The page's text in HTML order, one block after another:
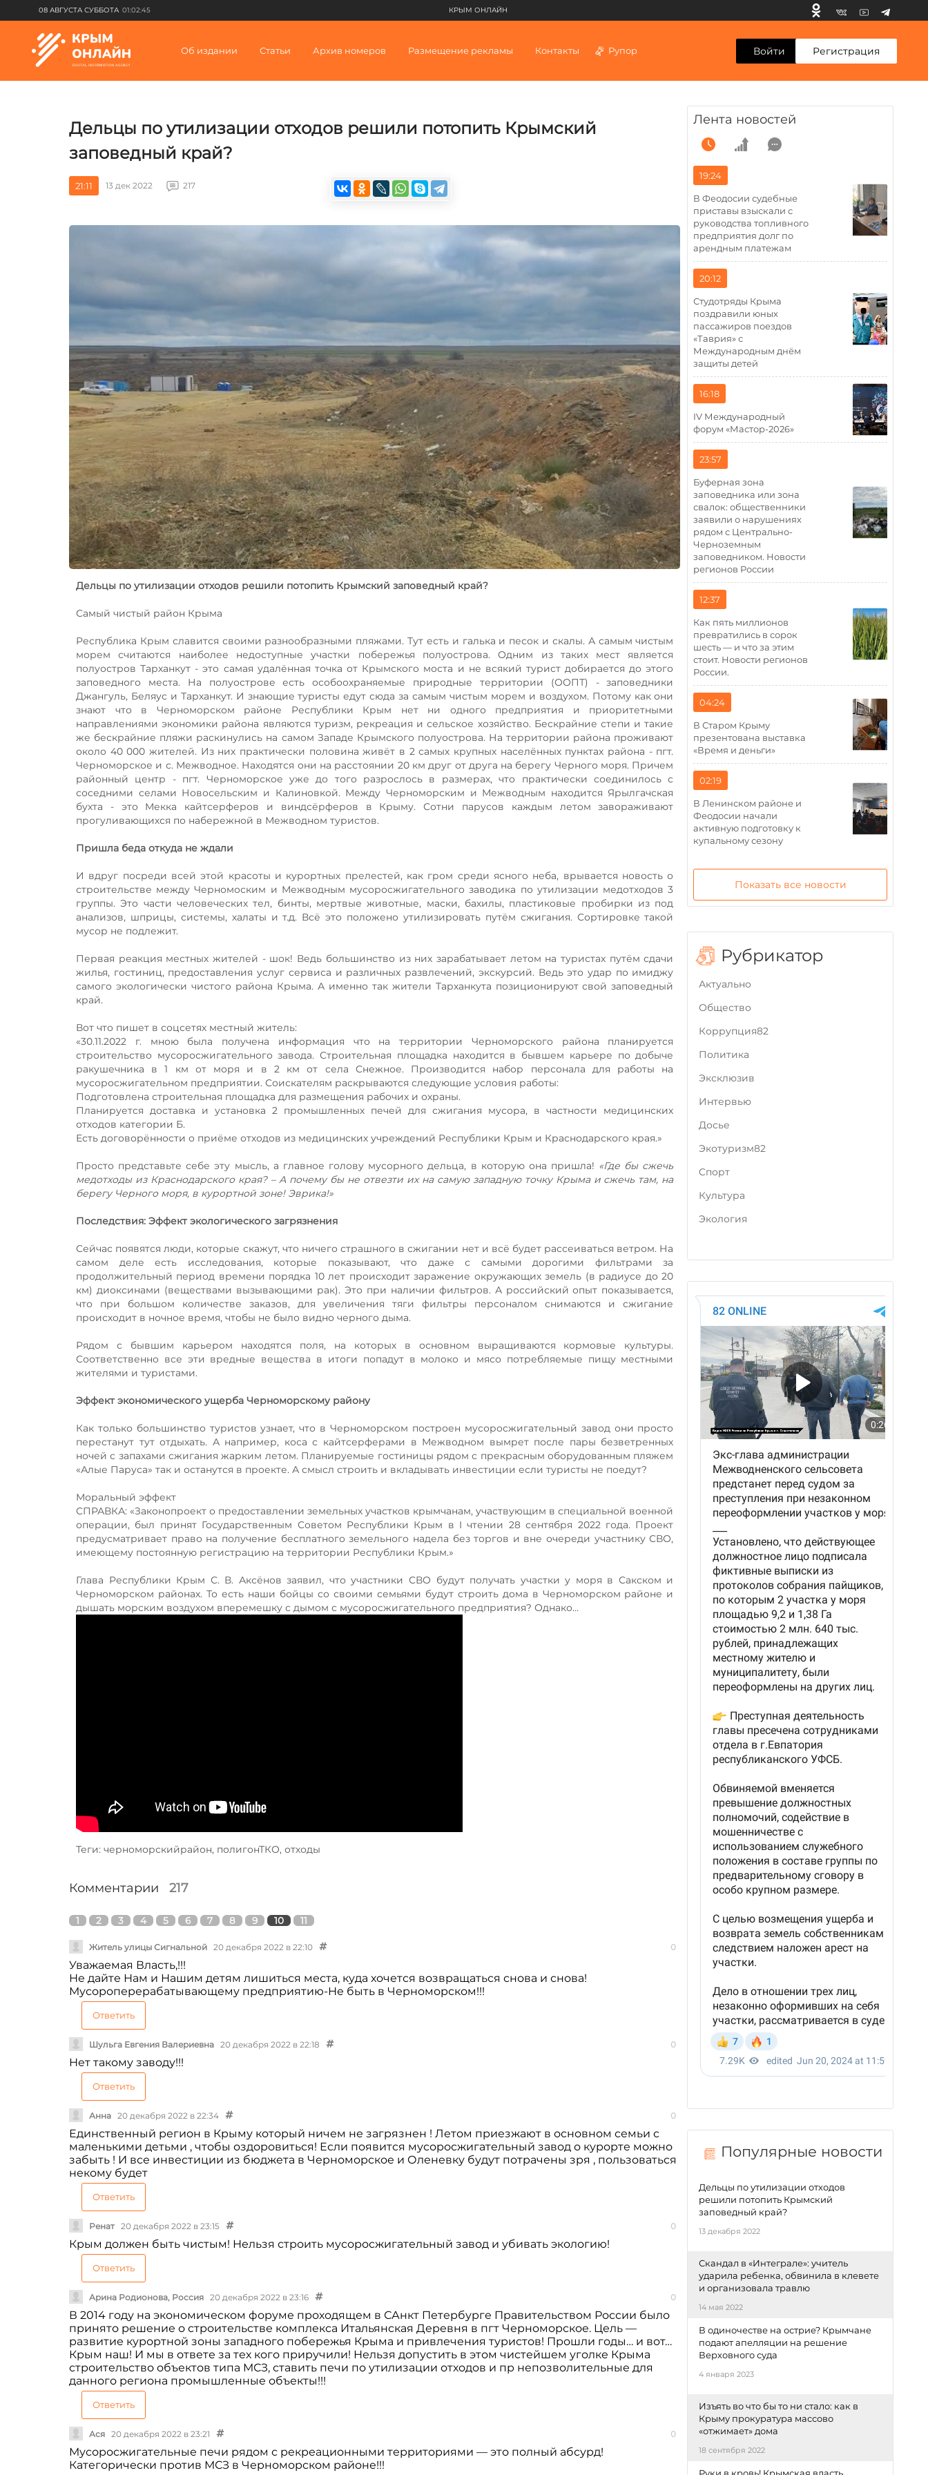
08 АВГУСТА СУББОТА 01:02:45 КРЫМ ОНЛАЙН
Об издании Статьи Архив номеров Размещение рекламы Контакты Рупор Войти Регистрация
Дельцы по утилизации отходов решили потопить Крымский
заповедный край?
21:11 13 дек 2022 217
Дельцы по утилизации отходов решили потопить Крымский заповедный край?
Самый чистый район Крыма
Республика Крым славится своими разнообразными пляжами. Тут есть и галька и песок и скалы. А самым чистым
морем считаются наиболее недоступные участки побережья полуострова. Одним из таких мест является
полуостров Тарханкут - это самая удалённая точка от Крымского моста и не всякий турист добирается до этого
заповедного места. На полуострове есть особоохраняемые природные территории (ООПТ) - заповедники
Джангуль, Беляус и Тарханкут. И знающие туристы едут сюда за самым чистым морем и воздухом. Потому как они
знают что в Черноморском районе Республики Крым нет ни одного предприятия и приоритетными
направлениями экономики района являются туризм, рекреация и сельское хозяйство. Бескрайние степи и такие
же бескрайние пляжи раскинулись на самом Западе Крымского полуострова. На территории района проживают
около 40 000 жителей. Из них практически половина живёт в 2 самых крупных населённых пунктах района - пгт.
Черноморское и с. Межводное. Находятся они на расстоянии 20 км друг от друга на берегу Черного моря. Причем
районный центр - пгт. Черноморское уже до того разрослось в размерах, что практически соединилось с
соседними селами Новосельским и Калиновкой. Между Черноморским и Межводным находится Ярылгачская
бухта - это Мекка кайтсерферов и виндсёрферов в Крыму. Сотни парусов каждым летом завораживают
прогуливающихся по набережной в Межводном туристов.
Пришла беда откуда не ждали
И вдруг посреди всей этой красоты и курортных прелестей, как гром среди ясного неба, врывается новость о
строительстве между Черномоским и Межводным мусоросжигательного заводика по утилизации медотходов 3
группы. Это части человеческих тел, бинты, мертвые животные, маски, бахилы, пластиковые пробирки из под
анализов, шприцы, системы, халаты и т.д. Всё это положено утилизировать путём сжигания. Сортировке такой
мусор не подлежит.
Первая реакция местных жителей - шок! Ведь большинство из них зарабатывает летом на туристах путём сдачи
жилья, гостиниц, предоставления услуг сервиса и различных развлечений, экскурсий. Ведь это удар по имиджу
самого экологически чистого района Крыма. А именно так жители Тарханкута позиционируют свой заповедный
край.
Вот что пишет в соцсетях местный житель:
«30.11.2022 г. мною была получена информация что на территории Черноморского района планируется
строительство мусоросжигательного завода. Строительная площадка находится в бывшем карьере по добыче
ракушечника в 1 км от моря и в 2 км от села Снежное. Производится набор персонала для работы на
мусоросжигательном предприятии. Соискателям раскрываются следующие условия работы:
Подготовлена строительная площадка для размещения рабочих и охраны.
Планируется доставка и установка 2 промышленных печей для сжигания мусора, в частности медицинских
отходов категории Б.
Есть договорённости о приёме отходов из медицинских учреждений Республики Крым и Краснодарского края.»
Просто представьте себе эту мысль, а главное голову мусорного дельца, в которую она пришла! «Где бы сжечь
медотходы из Краснодарского края? – А почему бы не отвезти их на самую западную точку Крыма и сжечь там, на
берегу Черного моря, в курортной зоне! Эврика!»
Последствия: Эффект экологического загрязнения
Сейчас появятся люди, которые скажут, что ничего страшного в сжигании нет и всё будет рассеиваться ветром. На
самом деле есть исследования, которые показывают, что даже с самыми дорогими фильтрами за
продолжительный период времени порядка 10 лет происходит заражение окружающих земель (в радиусе до 20
км) диоксинами (веществами вызывающими рак). Это при наличии фильтров. А российский опыт показывается,
что при большом количестве заказов, для увеличения тяги фильтры персоналом снимаются и сжигание
происходит в ночное время, чтобы не было видно черного дыма.
Рядом с бывшим карьером находятся поля, на которых в основном выращиваются кормовые культуры.
Соответственно все эти вредные вещества в итоги попадут в молоко и мясо потребляемые пищу местными
жителями и туристами.
Эффект экономического ущерба Черноморскому району
Как только большинство туристов узнает, что в Черноморском построен мусоросжигательный завод они просто
перестанут тут отдыхать. А например, коса с кайтсерферами в Межводном вымрет после пары безветренных
ночей с запахами сжигания жарким летом. Планируемые гостиницы рядом с прекрасным оборудованным пляжем
«Алые Паруса» так и останутся в проекте. А смысл строить и вкладывать инвестиции если туристы не поедут?
Моральный эффект
СПРАВКА: «Законопроект о предоставлении земельных участков крымчанам, участвующим в специальной военной
операции, был принят Государственным Советом Республики Крым в I чтении 28 сентября 2022 года. Проект
предусматривает право на получение бесплатного земельного надела без торгов и вне очереди участнику СВО,
имеющему постоянную регистрацию на территории Республики Крым.»
Глава Республики Крым С. В. Аксёнов заявил, что участники СВО будут получать участки у моря в Сакском и
Черноморском районах. То есть наши бойцы со своими семьями будут строить дома в Черноморском районе и
дышать морским воздухом вперемешку с дымом с мусоросжигательного предприятия? Однако…
Теги: черноморскийрайон, полигонТКО, отходы
Комментарии 217
1 2 3 4 5 6 7 8 9 10 11
Житель улицы Сигнальной 20 декабря 2022 в 22:10 0
Уважаемая Власть,!!!
Не дайте Нам и Нашим детям лишиться места, куда хочется возвращаться снова и снова!
Мусороперерабатывающему предприятию-Не быть в Черноморском!!!
Ответить
Шульга Евгения Валериевна 20 декабря 2022 в 22:18 0
Нет такому заводу!!!
Ответить
Анна 20 декабря 2022 в 22:34 0
Единственный регион в Крыму который ничем не загрязнен ! Летом приезжают в основном семьи с
маленькими детьми , чтобы оздоровиться! Если появится мусоросжигательный завод о курорте можно
забыть ! И все инвестиции из бюджета в Черноморское и Оленевку будут потрачены зря , пользоваться
некому будет
Ответить
Ренат 20 декабря 2022 в 23:15 0
Крым должен быть чистым! Нельзя строить мусоросжигательный завод и убивать экологию!
Ответить
Арина Родионова, Россия 20 декабря 2022 в 23:16 0
В 2014 году на экономическом форуме проходящем в САнкт Петербурге Правительством России было
принято решение о строительстве комплекса Итальянская Деревня в пгт Черноморское. Цель —
развитие курортной зоны западного побережья Крыма и привлечения туристов! Прошли годы… и вот…
Крым наш! И мы в ответе за тех кого приручили! Нельзя допустить в этом чистейшем уголке Крыма
строительство объектов типа МСЗ, ставить печи по утилизации отходов и пр непозволительные для
данного региона промышленные объекты!!!
Ответить
Ася 20 декабря 2022 в 23:21 0
Мусоросжигательные печи рядом с рекреационными территориями — это полный абсурд!
Категорически против МСЗ в Черноморском районе!!!
Популярные новости
Дельцы по утилизации отходов
решили потопить Крымский
заповедный край?
13 декабря 2022
Скандал в «Интеграле»: учитель
ударила ребенка, обвинила в клевете
и организовала травлю
14 мая 2022
В одиночестве на острие? Крымчане
подают апелляции на решение
Верховного суда
4 января 2023
Изъять во что бы то ни стало: как в
Крыму прокуратура массово
«отжимает» дома
18 сентября 2022
Лента новостей
19:24
В Феодосии судебные
приставы взыскали с
руководства топливного
предприятия долг по
арендным платежам
20:12
Студотряды Крыма
поздравили юных
пассажиров поездов
«Таврия» с
Международным днём
защиты детей
16:18
IV Международный
форум «Мастор-2026»
23:57
Буферная зона
заповедника или зона
свалок: общественники
заявили о нарушениях
рядом с Центрально-
Черноземным
заповедником. Новости
регионов России
12:37
Как пять миллионов
превратились в сорок
шесть — и что за этим
стоит. Новости регионов
России.
04:24
В Старом Крыму
презентована выставка
«Время и деньги»
02:19
В Ленинском районе и
Феодосии начали
активную подготовку к
купальному сезону
Показать все новости
Рубрикатор
Актуально
Общество
Коррупция82
Политика
Эксклюзив
Интервью
Досье
Экотуризм82
Cпорт
Культура
Экология